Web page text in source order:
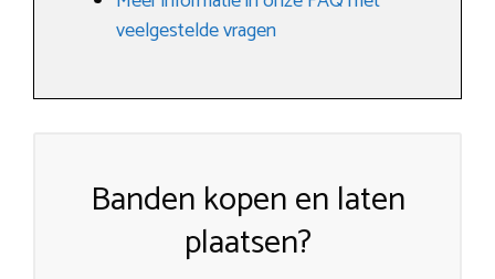
veelgestelde vragen
Banden kopen en laten
plaatsen?